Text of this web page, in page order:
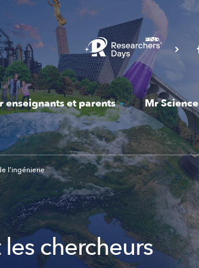
enseignants et parents Mr Science
l‘ingénierie
chercheurs